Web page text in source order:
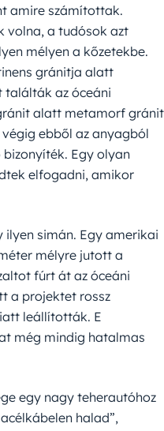
amire számítottak.
volna, a tudósok azt
mélyen a kőzetekbe.
gránitja alatt
találták az óceáni
alatt metamorf gránit
ebből az anyagból
Egy olyan
elfogadni, amikor
simán. Egy amerikai
mélyre jutott a
fúrt át az óceáni
a projektet rossz
leállították. E
még mindig hatalmas
egy nagy teherautóhoz
halad”,